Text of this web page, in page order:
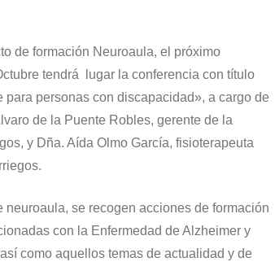
de formación Neuroaula, el próximo
tendrá lugar la conferencia con título
para personas con discapacidad», a cargo de
de la Puente Robles, gerente de la
y Dña. Aída Olmo García, fisioterapeuta
neuroaula, se recogen acciones de formación
con la Enfermedad de Alzheimer y
como aquellos temas de actualidad y de